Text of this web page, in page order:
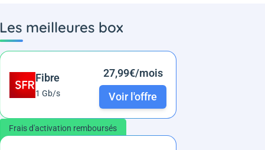
Les meilleures box
Fibre
1 Gb/s
27,99€/mois
Voir l'offre
Frais d'activation remboursés